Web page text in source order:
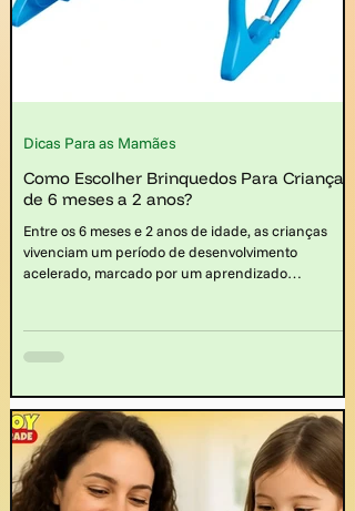
Como Escolher Brinquedos Para Crianças
Entre os 6 meses e 2 anos de idade, as crianças
vivenciam um período de desenvolvimento
redor. Nesse contexto, os brinquedos educativos
assumem um papel fundamental ao oferecerem
para o crescimento físico, cognitivo, social e
emocional dos pequenos.